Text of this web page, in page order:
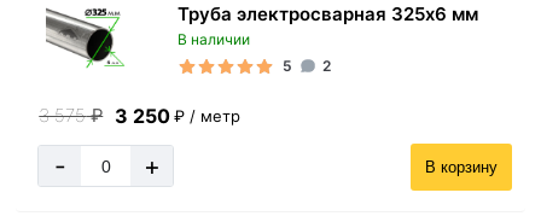
Труба электросварная 325х6 мм
В наличии
5
2
3 575₽ 3 250 ₽ / метр
- + В корзину